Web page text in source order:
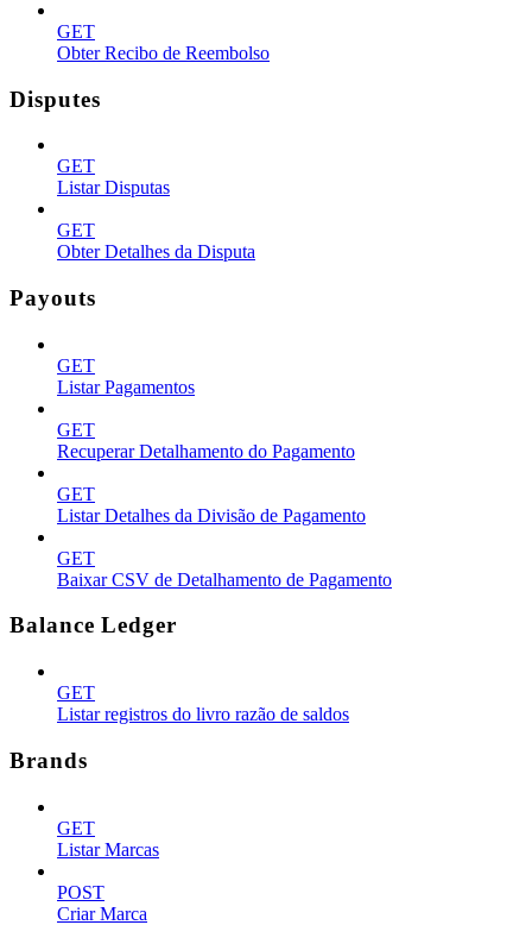
GET
Obter Recibo de Reembolso
Disputes
GET
Listar Disputas
GET
Obter Detalhes da Disputa
Payouts
GET
Listar Pagamentos
GET
Recuperar Detalhamento do Pagamento
GET
Listar Detalhes da Divisão de Pagamento
GET
Baixar CSV de Detalhamento de Pagamento
Balance Ledger
GET
Listar registros do livro razão de saldos
Brands
GET
Listar Marcas
POST
Criar Marca